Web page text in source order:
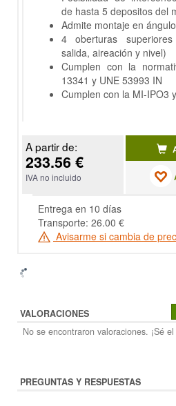
de hasta 5 depositos del
Admite montaje en ángulo
4 oberturas
salida, aireación y nivel)
Cumplen con la
13341 y UNE 53993 IN
Cumplen con la MI-IPO3
A partir de:
233.56 €
IVA no incluido
Entrega en 10 días
Transporte: 26.00 €
Avisarme si cambia de
VALORACIONES
No se encontraron valoraciones. ¡Sé
PREGUNTAS Y RESPUESTAS